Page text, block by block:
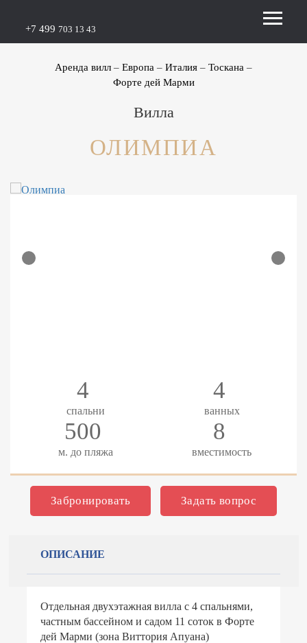
+7 499 703 13 43
Аренда вилл Европа Италия
Тоскана
Форте дей Марми
Вилла
ОЛИМПИА
4
спальни
4
ванных
500
м. до пляжа
8
вместимость
Забронировать Задать вопрос
ОПИСАНИЕ
Отдельная двухэтажная вилла с 4 спальнями,
частным бассейном и садом 11 соток в Форте
дей Марми (зона Виттория Апуана)